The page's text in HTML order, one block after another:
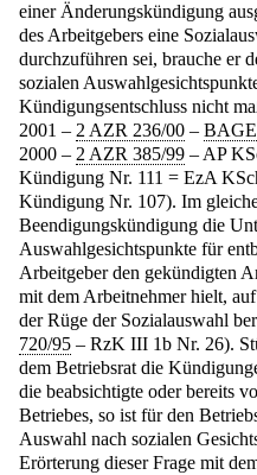
einer Änderungskündigung
des Arbeitgebers eine
durchzuführen sei, brauche er
sozialen
Kündigungsentschluss nicht
2001 – 2 AZR 236/00 –
2000 – 2 AZR 385/99 – AP
Kündigung Nr. 111 = EzA
Kündigung Nr. 107). Im
Beendigungskündigung die
Auswahlgesichtspunkte für
Arbeitgeber den gekündigten
mit dem Arbeitnehmer hielt,
der Rüge der Sozialauswahl
720/95 – RzK III 1b Nr. 26).
dem Betriebsrat die
die beabsichtigte oder bereits
Betriebes, so ist für den
Auswahl nach sozialen
Erörterung dieser Frage mit